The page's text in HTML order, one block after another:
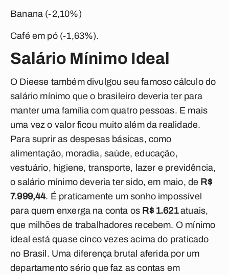
Banana (-2,10%)
Café em pó (-1,63%).
Salário Mínimo Ideal
O Dieese também divulgou seu famoso cálculo do
salário mínimo que o brasileiro deveria ter para
manter uma família com quatro pessoas. E mais
uma vez o valor ficou muito além da realidade.
Para suprir as despesas básicas, como
alimentação, moradia, saúde, educação,
vestuário, higiene, transporte, lazer e previdência,
o salário mínimo deveria ter sido, em maio, de R$
7.999,44. É praticamente um sonho impossível
para quem enxerga na conta os R$ 1.621atuais,
que milhões de trabalhadores recebem. O mínimo
ideal está quase cinco vezes acima do praticado
no Brasil. Uma diferença brutal aferida por um
departamento sério que faz as contas em